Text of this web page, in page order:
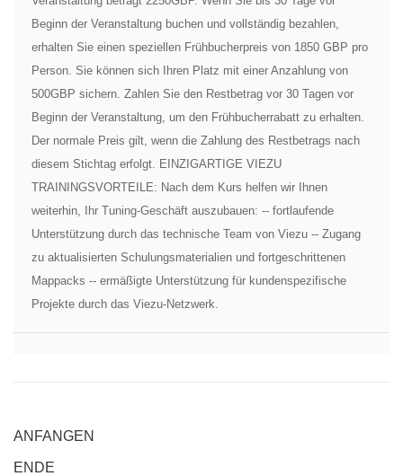
Beginn der Veranstaltung buchen und vollständig bezahlen,
erhalten Sie einen speziellen Frühbucherpreis von 1850 GBP pro
Person. Sie können sich Ihren Platz mit einer Anzahlung von
500GBP sichern. Zahlen Sie den Restbetrag vor 30 Tagen vor
Beginn der Veranstaltung, um den Frühbucherrabatt zu erhalten.
Der normale Preis gilt, wenn die Zahlung des Restbetrags nach
diesem Stichtag erfolgt. EINZIGARTIGE VIEZU
TRAININGSVORTEILE: Nach dem Kurs helfen wir Ihnen
weiterhin, Ihr Tuning-Geschäft auszubauen: -- fortlaufende
Unterstützung durch das technische Team von Viezu -- Zugang
zu aktualisierten Schulungsmaterialien und fortgeschrittenen
Mappacks -- ermäßigte Unterstützung für kundenspezifische
Projekte durch das Viezu-Netzwerk.
ANFANGEN
ENDE